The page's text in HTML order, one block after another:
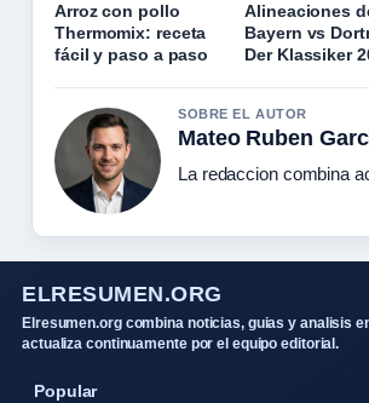
Arroz con pollo
Thermomix: receta
fácil y paso a paso
Alineaciones
Bayern vs
Der Klassiker
SOBRE EL AUTOR
Mateo Ruben
La redaccion combina
ELRESUMEN.ORG
Elresumen.org combina noticias, guias y analisis
actualiza continuamente por el equipo editorial.
Popular